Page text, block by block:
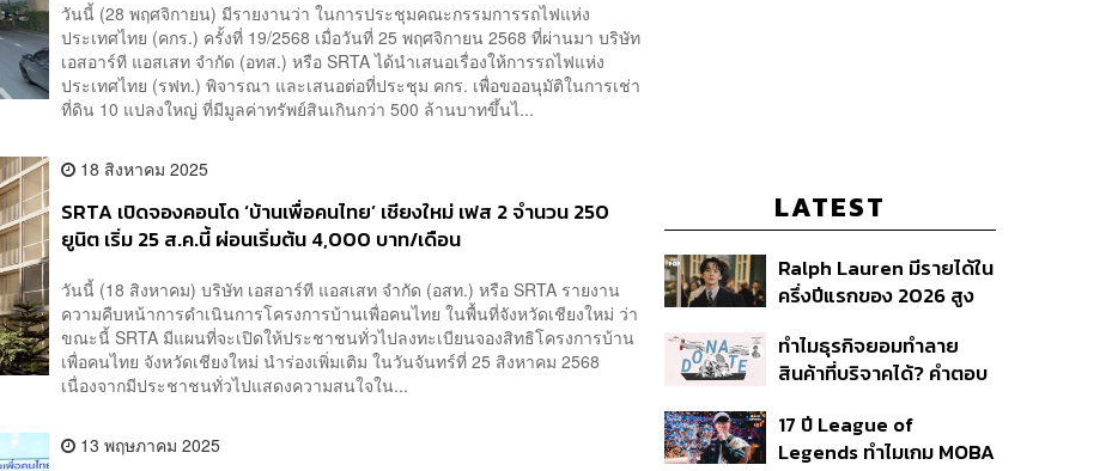
วันนี้ (28 พฤศจิกายน) มีรายงานว่า ในการประชุมคณะกรรมการรถไฟแห่ง
ประเทศไทย (คกร.) ครั้งที่ 19/2568 เมื่อวันที่ 25 พฤศจิกายน 2568 ที่ผ่านมา บริษัท
เอสอาร์ที แอสเสท จำกัด (อทส.) หรือ SRTA ได้นำเสนอเรื่องให้การรถไฟแห่ง
ประเทศไทย (รฟท.) พิจารณา และเสนอต่อที่ประชุม คกร. เพื่อขออนุมัติในการเช่า
ที่ดิน 10 แปลงใหญ่ ที่มีมูลค่าทรัพย์สินเกินกว่า 500 ล้านบาทขึ้นไ...
18 สิงหาคม 2025
SRTA เปิดจองคอนโด ‘บ้านเพื่อคนไทย’ เชียงใหม่ เฟส 2 จำนวน 250
ยูนิต เริ่ม 25 ส.ค.นี้ ผ่อนเริ่มต้น 4,000 บาท/เดือน
วันนี้ (18 สิงหาคม) บริษัท เอสอาร์ที แอสเสท จำกัด (อสท.) หรือ SRTA รายงาน
ความคืบหน้าการดำเนินการโครงการบ้านเพื่อคนไทย ในพื้นที่จังหวัดเชียงใหม่ ว่า
ขณะนี้ SRTA มีแผนที่จะเปิดให้ประชาชนทั่วไปลงทะเบียนจองสิทธิโครงการบ้าน
เพื่อคนไทย จังหวัดเชียงใหม่ นำร่องเพิ่มเติม ในวันจันทร์ที่ 25 สิงหาคม 2568
เนื่องจากมีประชาชนทั่วไปแสดงความสนใจใน...
13 พฤษภาคม 2025
LATEST
Ralph Lauren มีรายได้ใน
ครึ่งปีแรกของ 2026 สูง
ทำไมธุรกิจยอมทำลาย
สินค้าที่บริจาคได้? คำตอบ
อยู่ที่ระบบภาษี
17 ปี League of
Legends ทำไมเกม MOBA